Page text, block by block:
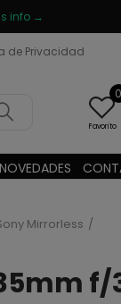
info →
de Privacidad
0
Favorito
NOVEDADES
Mirrorless